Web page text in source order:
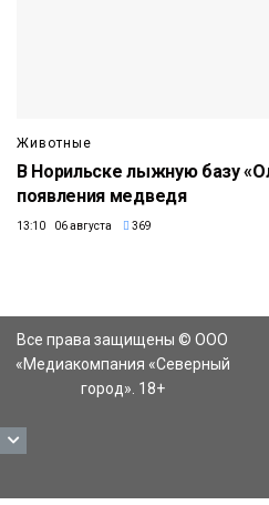
Животные
В Норильске лыжную базу
появления медведя
13:10 06 августа 369
Все права защищены © ООО
«Медиакомпания «Северный
город». 18+